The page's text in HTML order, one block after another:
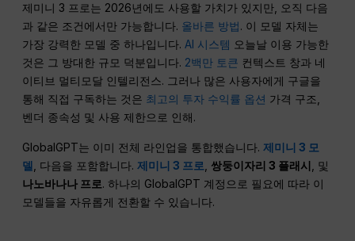
제미니 3 프로는 2026년에도 사용할 가치가 있지만, 오직 다음
과 같은 조건에서만 가능합니다. 올바른 방법. 이 모델 자체는
가장 강력한 모델 중 하나입니다.AI 시스템 오늘날 이용 가능한
것은 그 방대한 규모 덕분입니다. 2백만 토큰 컨텍스트 창과 네
이티브 멀티모달 인텔리전스. 그러나 많은 사용자에게 구글을
통해 직접 구독하는 것은 최고의 투자 수익률 옵션 가격 구조,
벤더 종속성 및 사용 제한으로 인해.
GlobalGPT는 이미 전체 라인업을 통합했습니다.제미니 3 모
델 , 다음을 포함합니다.제미니 3 프로 쌍둥이자리 3 플래시 , 및
나노바나나 프로. 하나의 GlobalGPT 계정으로 필요에 따라 이
모델들을 자유롭게 전환할 수 있습니다.